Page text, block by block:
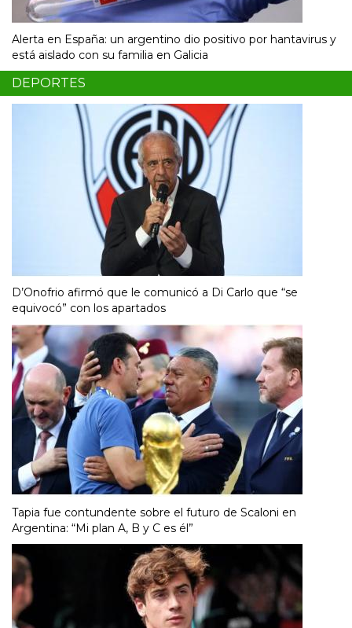
Alerta en España: un argentino dio positivo por hantavirus y
está aislado con su familia en Galicia
DEPORTES
D’Onofrio afirmó que le comunicó a Di Carlo que “se
equivocó” con los apartados
Tapia fue contundente sobre el futuro de Scaloni en
Argentina: “Mi plan A, B y C es él”